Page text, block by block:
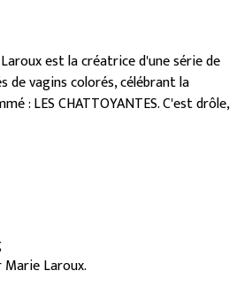
est la créatrice d'une série de
de vagins colorés, célébrant la
: LES CHATTOYANTES. C'est drôle,
Marie Laroux.